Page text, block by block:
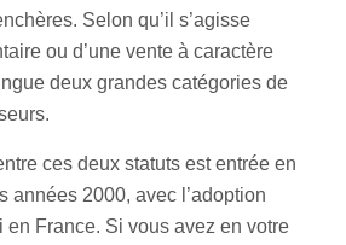
Selon qu’il s’agisse
ou d’une vente à caractère
deux grandes catégories de
ces deux statuts est entrée en
années 2000, avec l’adoption
en France. Si vous avez en votre